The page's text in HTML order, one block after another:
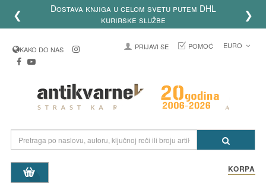
❮
Besplatna dostava u
preko 3500 RSD!
❯
KAKO DO NAS PRIJAVI SE POMOĆ EURO
KORPA